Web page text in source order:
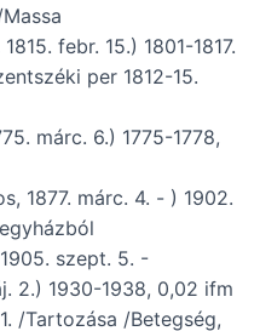
febr. 15.) 1801-1817.
per 1812-15.
márc. 6.) 1775-1778,
1877. márc. 4. - ) 1902.
szept. 5. -
2.) 1930-1938, 0,02 ifm
/Tartozása /Betegség,